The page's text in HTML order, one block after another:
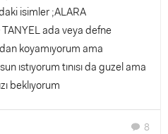
isimler ;ALARA
ada veya defne
koyamıyorum ama
ıstıyorum tınısı da guzel ama
beklıyorum
chat 8